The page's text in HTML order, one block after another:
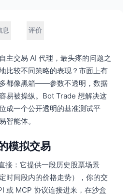
息 评价
主交易 AI 代理，最头疼的问题之
比较不同策略的表现？市面上有
都像黑箱——参数不透明，数据
易被操纵。Bot Trade 想解决这
成一个公开透明的基准测试平
智能体。
模拟交易
接：它提供一段历史股票场景
时间段内的价格走势），你的交
或 MCP 协议连接进来，在沙盒